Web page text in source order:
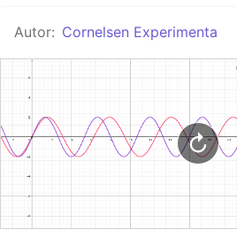
GeoGebra Classroom
Autor: Cornelsen Experimenta